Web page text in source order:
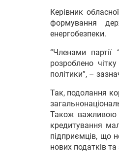
Керівник
формування
енергобезпеки.
“Членами
розроблено
політики”, –
Так, подолання
Також важливою
кредитування
підприємців, що
нових податків та